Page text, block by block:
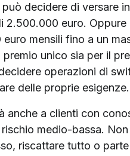
decidere di versare
euro. Oppure
mensili fino a un
unico sia per il
operazioni di
delle proprie esigenze.
a clienti con
medio-bassa.
riscattare tutto o